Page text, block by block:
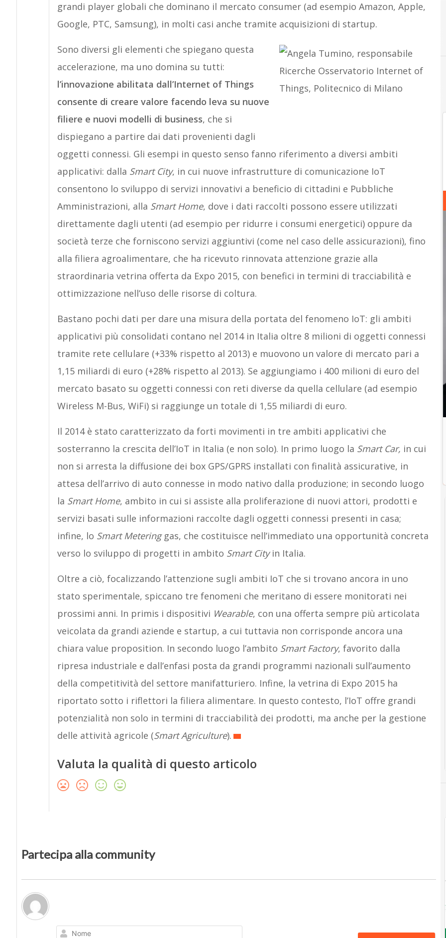
grandi player globali che dominano il mercato consumer (ad esempio Amazon, Apple,
Google, PTC, Samsung), in molti casi anche tramite acquisizioni di startup.
Sono diversi gli elementi che spiegano questa
accelerazione, ma uno domina su tutti:
l’innovazione abilitata dall’Internet of Things
consente di creare valore facendo leva su nuove
filiere e nuovi modelli di business, che si
dispiegano a partire dai dati provenienti dagli
oggetti connessi. Gli esempi in questo senso fanno riferimento a diversi ambiti
applicativi: dalla Smart City, in cui nuove infrastrutture di comunicazione IoT
consentono lo sviluppo di servizi innovativi a beneficio di cittadini e Pubbliche
Amministrazioni, alla Smart Home, dove i dati raccolti possono essere utilizzati
direttamente dagli utenti (ad esempio per ridurre i consumi energetici) oppure da
società terze che forniscono servizi aggiuntivi (come nel caso delle assicurazioni), fino
alla filiera agroalimentare, che ha ricevuto rinnovata attenzione grazie alla
straordinaria vetrina offerta da Expo 2015, con benefici in termini di tracciabilità e
ottimizzazione nell’uso delle risorse di coltura.
Bastano pochi dati per dare una misura della portata del fenomeno IoT: gli ambiti
applicativi più consolidati contano nel 2014 in Italia oltre 8 milioni di oggetti connessi
tramite rete cellulare (+33% rispetto al 2013) e muovono un valore di mercato pari a
1,15 miliardi di euro (+28% rispetto al 2013). Se aggiungiamo i 400 milioni di euro del
mercato basato su oggetti connessi con reti diverse da quella cellulare (ad esempio
Wireless M-Bus, WiFi) si raggiunge un totale di 1,55 miliardi di euro.
Il 2014 è stato caratterizzato da forti movimenti in tre ambiti applicativi che
sosterranno la crescita dell’IoT in Italia (e non solo). In primo luogo la Smart Car, in cui
non si arresta la diffusione dei box GPS/GPRS installati con finalità assicurative, in
attesa dell’arrivo di auto connesse in modo nativo dalla produzione; in secondo luogo
la Smart Home, ambito in cui si assiste alla proliferazione di nuovi attori, prodotti e
servizi basati sulle informazioni raccolte dagli oggetti connessi presenti in casa;
infine, lo Smart Metering gas, che costituisce nell’immediato una opportunità concreta
verso lo sviluppo di progetti in ambito Smart Cityin Italia.
Oltre a ciò, focalizzando l’attenzione sugli ambiti IoT che si trovano ancora in uno
stato sperimentale, spiccano tre fenomeni che meritano di essere monitorati nei
prossimi anni. In primis i dispositivi Wearable, con una offerta sempre più articolata
veicolata da grandi aziende e startup, a cui tuttavia non corrisponde ancora una
chiara value proposition. In secondo luogo l’ambito Smart Factory, favorito dalla
ripresa industriale e dall’enfasi posta da grandi programmi nazionali sull’aumento
della competitività del settore manifatturiero. Infine, la vetrina di Expo 2015 ha
riportato sotto i riflettori la filiera alimentare. In questo contesto, l’IoT offre grandi
potenzialità non solo in termini di tracciabilità dei prodotti, ma anche per la gestione
delle attività agricole (Smart Agriculture).
Valuta la qualità di questo articolo
Partecipa alla community
Nome